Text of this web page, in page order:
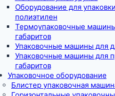
Оборудование для
полиэтилен
Термоупаковочные
габаритов
Упаковочные машины для
Упаковочные машины для
габаритов
Упаковочное оборудование
Блистер упаковочная